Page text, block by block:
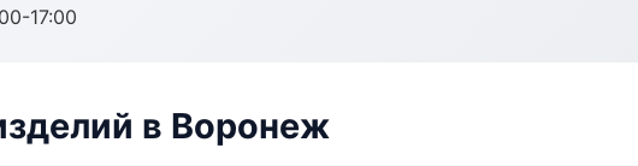
17:00
в Воронеж